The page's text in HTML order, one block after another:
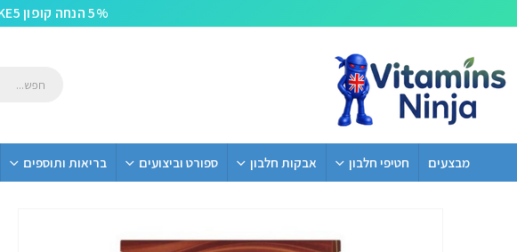
5% הנחה קופון TAKE5 בקניית 2 מוצרים. משלוח חינם מעל 279 שח!
מבצעים חטיפי חלבון אבקות חלבון ספורט וביצועים בריאות ותוספים